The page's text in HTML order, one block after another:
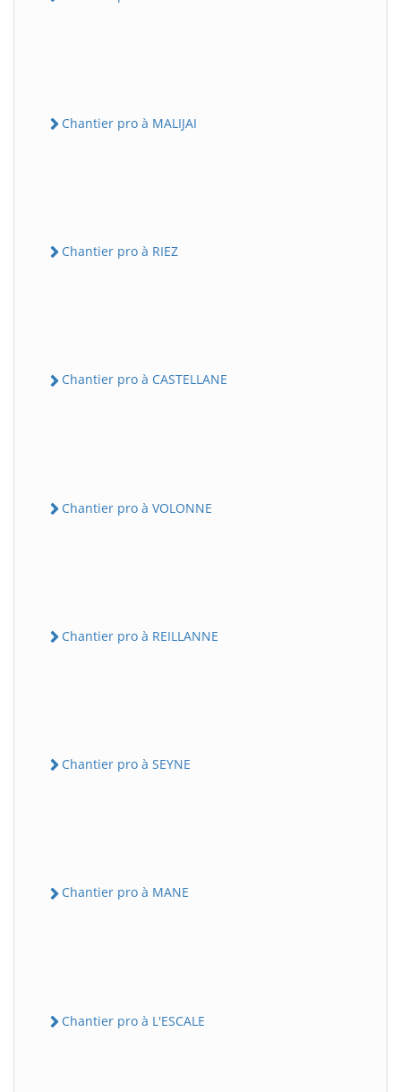
Chantier pro à MALIJAI
Chantier pro à RIEZ
Chantier pro à CASTELLANE
Chantier pro à VOLONNE
Chantier pro à REILLANNE
Chantier pro à SEYNE
Chantier pro à MANE
Chantier pro à L'ESCALE